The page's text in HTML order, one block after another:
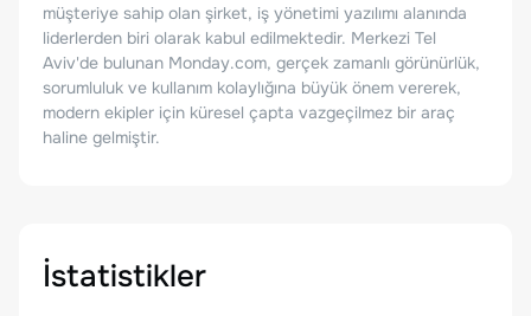
müşteriye sahip olan şirket, iş yönetimi yazılımı alanında
liderlerden biri olarak kabul edilmektedir. Merkezi Tel
Aviv'de bulunan Monday.com, gerçek zamanlı görünürlük,
sorumluluk ve kullanım kolaylığına büyük önem vererek,
modern ekipler için küresel çapta vazgeçilmez bir araç
haline gelmiştir.
İstatistikler